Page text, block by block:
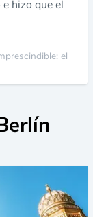
hizo que el
el